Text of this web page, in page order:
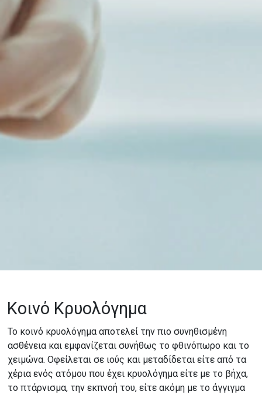
Κοινό Κρυολόγημα
Το κοινό κρυολόγημα αποτελεί την πιο συνηθισμένη
ασθένεια και εμφανίζεται συνήθως το φθινόπωρο και το
χειμώνα. Οφείλεται σε ιούς και μεταδίδεται είτε από τα
χέρια ενός ατόμου που έχει κρυολόγημα είτε με το βήχα,
το πτάρνισμα, την εκπνοή του, είτε ακόμη με το άγγιγμα